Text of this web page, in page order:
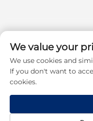
Copyright © 2025
We value your
We use cookies and
If you don't want to
cookies.